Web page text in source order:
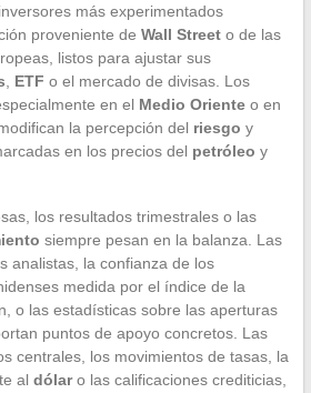
más experimentados
proveniente de Wall Streeto de las
listos para ajustar sus
ETF o el mercado de divisas. Los
en el Medio Orienteo en
la percepción del riesgo y
en los precios del petróleo y
los resultados trimestrales o las
siempre pesan en la balanza. Las
analistas, la confianza de los
medida por el índice de la
o las estadísticas sobre las aperturas
puntos de apoyo concretos. Las
centrales, los movimientos de tasas, la
al dólaro las calificaciones crediticias,